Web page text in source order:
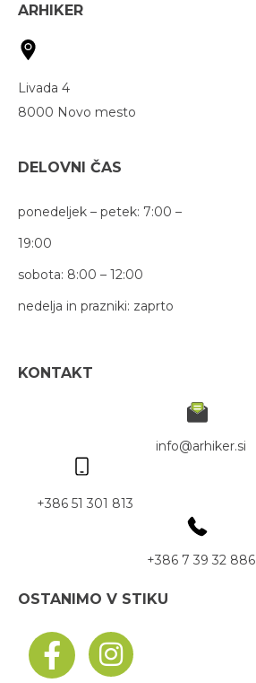
ARHIKER
Livada 4
8000 Novo mesto
DELOVNI ČAS
ponedeljek – petek: 7:00 –
19:00
sobota: 8:00 – 12:00
nedelja in prazniki: zaprto
KONTAKT
info@arhiker.si
+386 51 301 813
+386 7 39 32 886
OSTANIMO V STIKU